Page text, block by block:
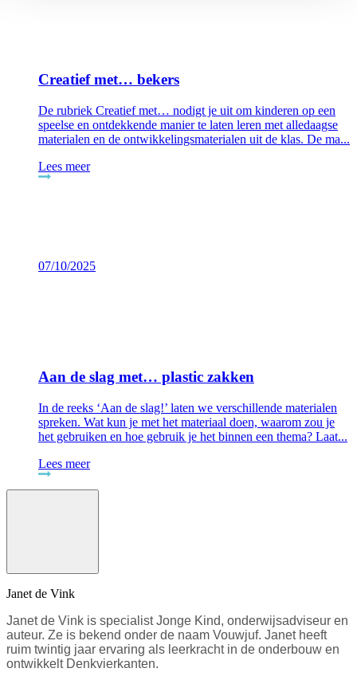
Creatief met… bekers
De rubriek Creatief met… nodigt je uit om kinderen op een
speelse en ontdekkende manier te laten leren met alledaagse
materialen en de ontwikkelingsmaterialen uit de klas. De ma...
Lees meer
07/10/2025
Aan de slag met… plastic zakken
In de reeks ‘Aan de slag!’ laten we verschillende materialen
spreken. Wat kun je met het materiaal doen, waarom zou je
het gebruiken en hoe gebruik je het binnen een thema? Laat...
Lees meer
Janet de Vink
Janet de Vink is specialist Jonge Kind, onderwijsadviseur en
auteur. Ze is bekend onder de naam Vouwjuf. Janet heeft
ruim twintig jaar ervaring als leerkracht in de onderbouw en
ontwikkelt Denkvierkanten.